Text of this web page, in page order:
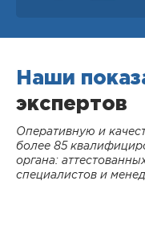
Наши
экспертов
Оперативную и
более 85
органа:
специалистов и